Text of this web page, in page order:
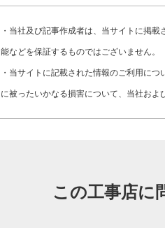
・当社及び記事作成者は、当サイトに掲
能などを保証するものではございません。
・当サイトに記載された情報のご利用に
に被ったいかなる損害について、当社お
この工事店に